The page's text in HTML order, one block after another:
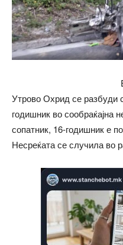
Утрово Охрид се разбуди
годишник во сообраќајна
сопатник, 16-годишник е
Несреќата се случила во